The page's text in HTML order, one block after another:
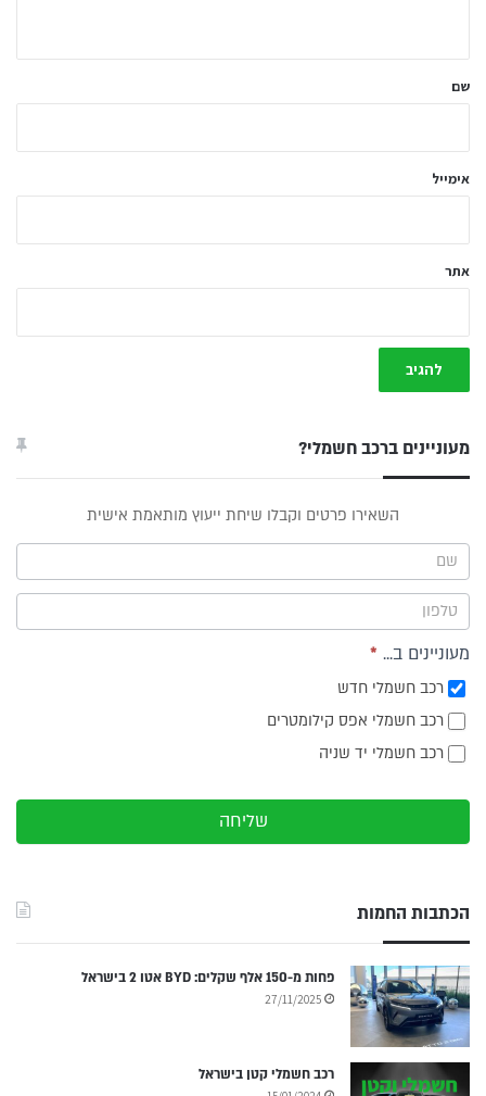
ל
שם
אימייל
אתר
מעוניינים ברכב חשמלי?
תפריט
צד
השאירו פרטים וקבלו שיחת ייעוץ מותאמת אישית
מעוניינים ב... *
רכב חשמלי חדש
רכב חשמלי אפס קילומטרים
רכב חשמלי יד שניה
שליחה
הכתבות החמות
פחות מ-150 אלף שקלים: BYD אטו 2 בישראל
27/11/2025
רכב חשמלי קטן בישראל